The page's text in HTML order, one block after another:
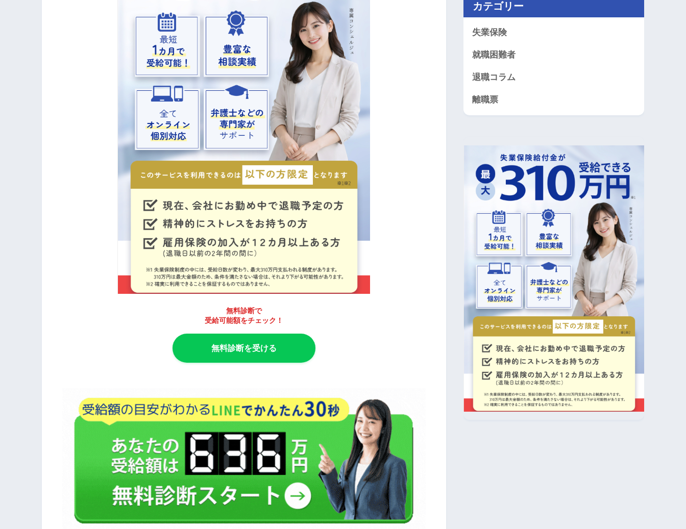
無料診断で
受給可能額をチェック！
無料診断を受ける
カテゴリー
失業保険
就職困難者
退職コラム
離職票